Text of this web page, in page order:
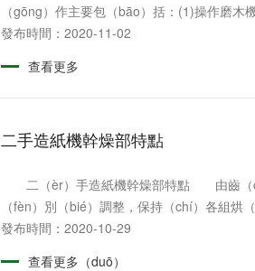
（gōng）作主要包（bāo）括：(1)操作磨
發布時間：2020-11-02
查看更多
二手造紙機幹燥部特點
二（èr）手造紙機幹燥部特點 由齒（chǐ
（fèn）別（bié）調整，保持（chí）各組
發布時間：2020-10-29
查看更多（duō）